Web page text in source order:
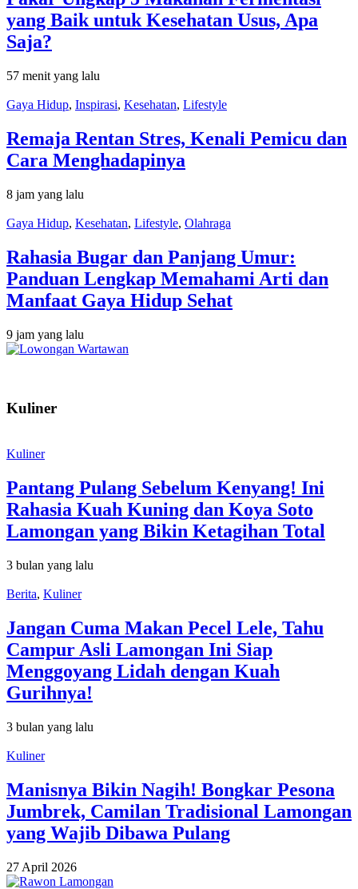
yang Baik untuk Kesehatan Usus, Apa
Saja?
57 menit yang lalu
Gaya Hidup, Inspirasi, Kesehatan, Lifestyle
Remaja Rentan Stres, Kenali Pemicu dan
Cara Menghadapinya
8 jam yang lalu
Gaya Hidup, Kesehatan, Lifestyle, Olahraga
Rahasia Bugar dan Panjang Umur:
Panduan Lengkap Memahami Arti dan
Manfaat Gaya Hidup Sehat
9 jam yang lalu
Kuliner
Kuliner
Pantang Pulang Sebelum Kenyang! Ini
Rahasia Kuah Kuning dan Koya Soto
Lamongan yang Bikin Ketagihan Total
3 bulan yang lalu
Berita, Kuliner
Jangan Cuma Makan Pecel Lele, Tahu
Campur Asli Lamongan Ini Siap
Menggoyang Lidah dengan Kuah
Gurihnya!
3 bulan yang lalu
Kuliner
Manisnya Bikin Nagih! Bongkar Pesona
Jumbrek, Camilan Tradisional Lamongan
yang Wajib Dibawa Pulang
27 April 2026